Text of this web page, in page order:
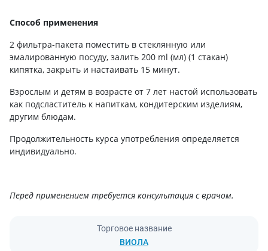
Способ применения
2 фильтра-пакета поместить в стеклянную или
эмалированную посуду, залить 200 ml (мл) (1 стакан)
кипятка, закрыть и настаивать 15 минут.
Взрослым и детям в возрасте от 7 лет настой использовать
как подсластитель к напиткам, кондитерским изделиям,
другим блюдам.
Продолжительность курса употребления определяется
индивидуально.
Перед применением требуется консультация с врачом.
Торговое название
ВИОЛА